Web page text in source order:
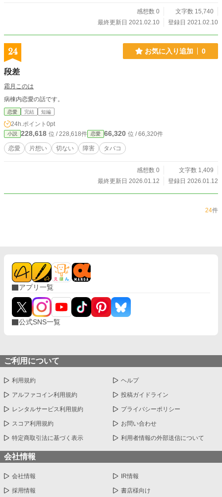
感想数 0
文字数 15,740
最終更新日 2021.02.10
登録日 2021.02.10
24 お気に入り追加 0
段差
霜月このは
病棟内恋愛の話です。
恋愛 完結 短編
24h.ポイント 0pt
小説 228,618 位 / 228,618件 恋愛 66,320 位 / 66,320件
恋愛 片想い 切ない 障害 タバコ
感想数 0
文字数 1,409
最終更新日 2026.01.12
登録日 2026.01.12
24件
アプリ一覧
公式SNS一覧
ご利用について
利用規約 ヘルプ
アルファコイン利用規約 投稿ガイドライン
レンタルサービス利用規約 プライバシーポリシー
スコア利用規約 お問い合わせ
特定商取引法に基づく表示 利用者情報の外部送信について
会社情報
会社情報 IR情報
採用情報 書店様向け